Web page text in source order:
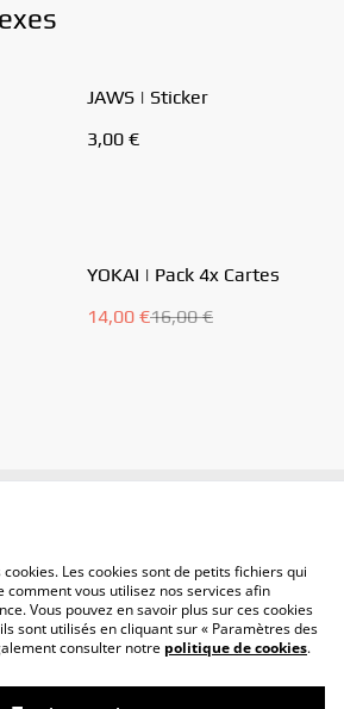
JAWS | Sticker
3,00 €
%
YOKAI | Pack 4x Cartes
14,00 €16,00 €
de
Politique de cookies
Les cookies sont de petits fichiers qui
comment vous utilisez nos services afin
Vous pouvez en savoir plus sur ces cookies
sont utilisés en cliquant sur « Paramètres des
consulter notre politique de cookies.